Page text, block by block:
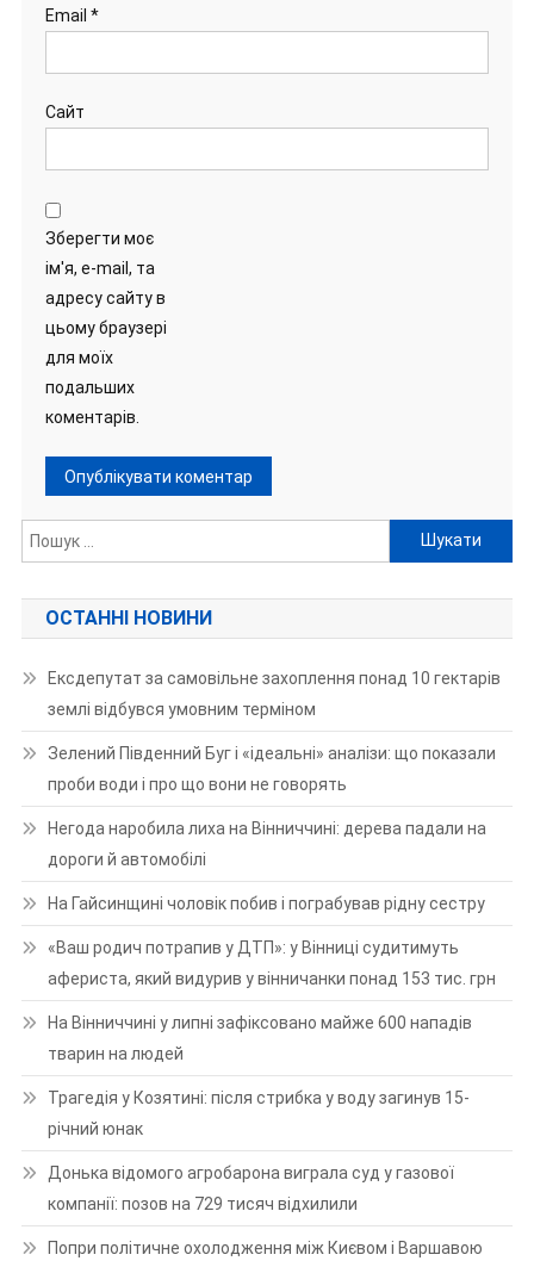
Email *
Сайт
Зберегти моє
ім'я, e-mail, та
адресу сайту в
цьому браузері
для моїх
подальших
коментарів.
Пошук:
ОСТАННІ НОВИНИ
Ексдепутат за самовільне захоплення понад 10 гектарів
землі відбувся умовним терміном
Зелений Південний Буг і «ідеальні» аналізи: що показали
проби води і про що вони не говорять
Негода наробила лиха на Вінниччині: дерева падали на
дороги й автомобілі
На Гайсинщині чоловік побив і пограбував рідну сестру
«Ваш родич потрапив у ДТП»: у Вінниці судитимуть
афериста, який видурив у вінничанки понад 153 тис. грн
На Вінниччині у липні зафіксовано майже 600 нападів
тварин на людей
Трагедія у Козятині: після стрибка у воду загинув 15-
річний юнак
Донька відомого агробарона виграла суд у газової
компанії: позов на 729 тисяч відхилили
Попри політичне охолодження між Києвом і Варшавою